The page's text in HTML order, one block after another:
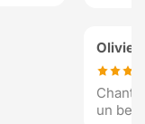
Olivier
un